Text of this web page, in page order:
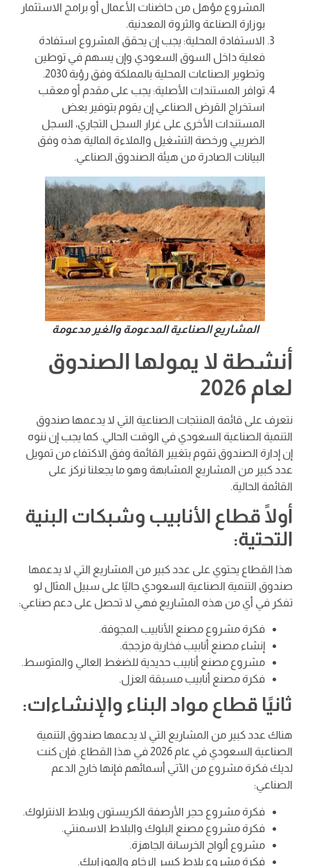
المشروع مؤهل من حاضنات الأعمال أو برامج الاستثمار
بوزارة الصناعة والثروة المعدنية.
الاستفادة المحلية: يجب إن يحقق المشروع استفادة
فعلية داخل السوق السعودي وإن يسهم في توطين
وتطوير الصناعات المحلية بالمملكة وفق رؤية 2030.
توافر المستندات الأصلية: يجب على مقدم أو معقب
استخراج القرض الصناعي إن يقوم بتوفير بعض
المستندات الأخرى على غرار السجل التجاري، السجل
الضريبي ورخصة التشغيل والملاءة المالية هذه وفق
البيانات الصادرة من هيئة الصندوق الصناعي.
المشاريع الصناعية المدعومة والغير مدعومة
أنشطة لا يمولها الصندوق
لعام 2026
نتعرف على قائمة المنتجات الصناعية التي لا يدعمها صندوق
التنمية الصناعية السعودي في الوقت الحالي. كما يجب إن ننوه
إن إدارة الصندوق تقوم بتغيير القائمة وفق الاكتفاء من تمويل
عدد كبير من المشاريع المشابهة وهو ما يجعلنا نركز على
القائمة الحالية.
أولًا قطاع الأنابيب وشبكات البنية
التحتية:
هذا القطاع يحتوي على عدد كبير من المشاريع التي لا يدعمها
صندوق التنمية الصناعية السعودي حاليًا على سبيل المثال لو
تفكر في أي من هذه المشاريع فهي لا تحصل على دعم صناعي:
فكرة مشروع مصنع الأنابيب المجوفة.
إنشاء مصنع أنابيب فخارية مزججة.
مشروع مصنع أنابيب حديدية للضغط العالي والمتوسط.
فكرة مصنع أنابيب مسبقة العزل.
ثانيًا قطاع مواد البناء والإنشاءات:
هناك عدد كبير من المشاريع التي لا يدعمها صندوق التنمية
الصناعية السعودي في عام 2026 في هذا القطاع. فإن كنت
لديك فكرة مشروع من الآتي أسمائهم فإنها خارج الدعم
الصناعي:
فكرة مشروع حجر الأرصفة الكريستون وبلاط الانترلوك.
فكرة مشروع مصنع البلوك والبلاط الاسمنتي.
مشروع ألواح الخرسانة الجاهزة.
فكرة مشروع بلاط كسر الرخام والموزاييك.